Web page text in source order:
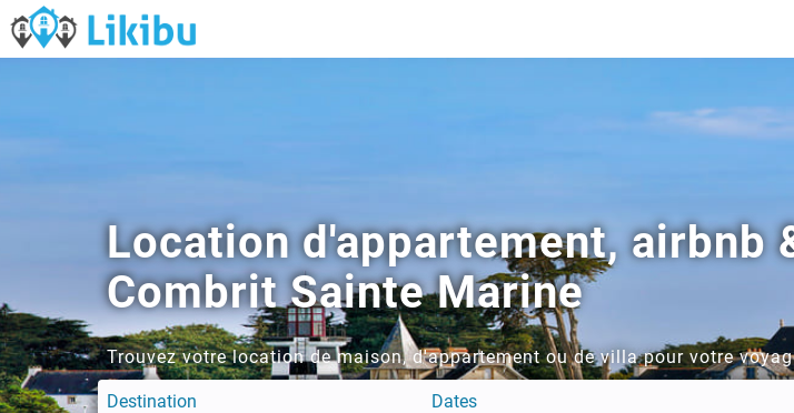
Location d'appartement, airbnb
Combrit Sainte Marine
Trouvez votre location de maison, d'appartement ou de villa pour votre
Destination Dates